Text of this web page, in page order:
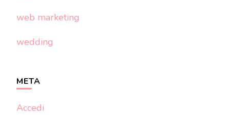
web marketing
wedding
META
Accedi